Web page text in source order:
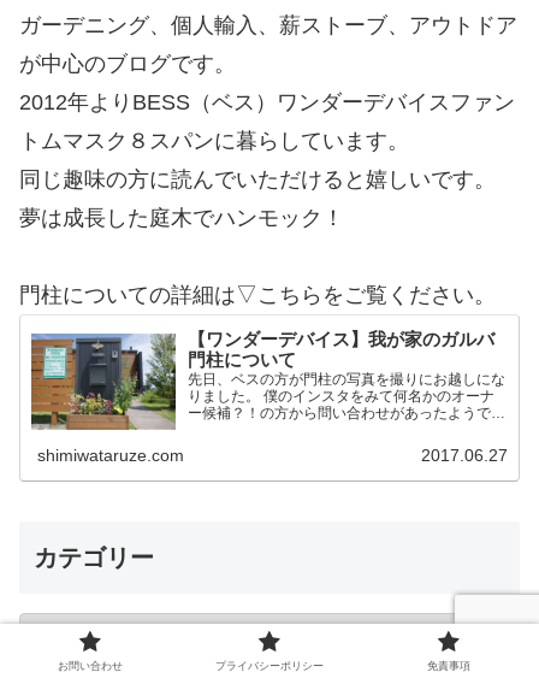
ガーデニング、個人輸入、薪ストーブ、アウトドア
が中心のブログです。
2012年よりBESS（ベス）ワンダーデバイスファン
トムマスク８スパンに暮らしています。
同じ趣味の方に読んでいただけると嬉しいです。
夢は成長した庭木でハンモック！
門柱についての詳細は▽こちらをご覧ください。
【ワンダーデバイス】我が家のガルバ
門柱について
先日、ベスの方が門柱の写真を撮りにお越しにな
りました。 僕のインスタをみて何名かのオーナ
ー候補？！の方から問い合わせがあったようで
て詳細を記載しておこうかと思います。 作りは
shimiwataruze.com 2017.06.27
カテゴリー
お問い合わせ プライバシーポリシー 免責事項